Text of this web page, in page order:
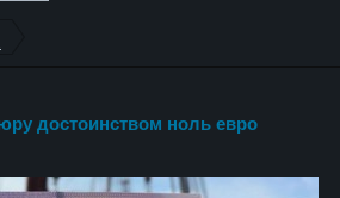
достоинством ноль евро